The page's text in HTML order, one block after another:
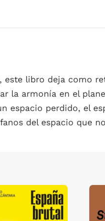
este libro deja como
la armonía en el
espacio perdido, el
del espacio que